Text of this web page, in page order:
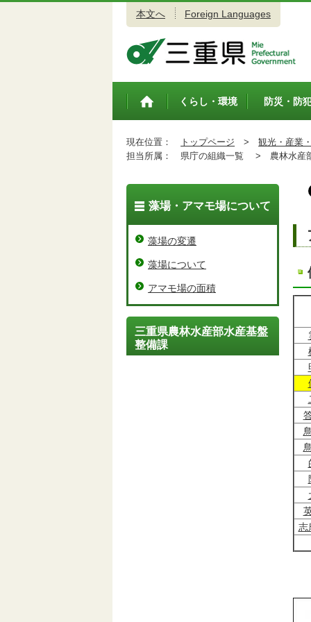
本文へ Foreign Languages
トップペ
くらし・環境 防災・防
現在位置： トップページ >
観光・産業
担当所属：
県庁の組織一覧 > 農林水
志
藻場・アマモ場について
藻場の変遷
藻場について
アマモ場の面積
三重県農林水産部水産基盤
整備課